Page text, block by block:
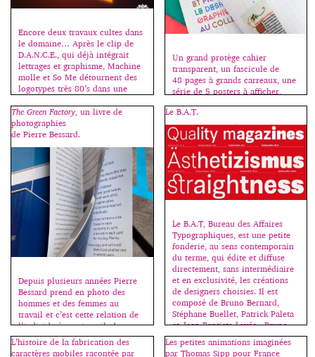
Encore deux travaux cultes dans
le domaine… Après le clip de
D.A.N.C.E., qui déjà intégrait
lettrages et graphisme, Machine
molle et So Me détournent des
logotypes très 80’s dans une
ambiance ultra sophistiquée.
Un grand protège cahier
transparent, un fascicule de
48 pages à grands carreaux, une
série de 5 posters à afficher,
c’est la rentrée, bienvenue au
collège ! Fanette Mellier invente
la madeleine qui nous renvoie à
nos premières émotions
graphiques, souvent liées à
l’école. Cahiers, stylos, livres,
tous les jeunes des pays riches
vivent au milieu d’objets
graphiques […]
The Green Factory, un livre de
photographies
de Pierre Bessard.
Depuis plusieurs années Pierre
Bessard prend en photo des
hommes et des femmes au
travail et c’est cette relation de
l’individu à son travail, de
nature bien particulière, qui m’a
donné l’idée de départ pour le
Le B.A.T.
Le B.A.T, Bureau des Affaires
Typographiques, est une petite
fonderie, au sens contemporain
du terme, qui édite et diffuse
directement, sans intermédiaire
et en exclusivité, les créations
de designers choisies. Il est
composé de Bruno Bernard,
Stéphane Buellet, Patrick Paleta
et Jean-Baptiste Levée, Bruno
Bernard – Patrick Paleta et Jean-
Baptiste Levée étant diplômés de
L’histoire de la fabrication des
caractères mobiles racontée par
Les petites animations imaginées
par Thomas Sipp pour France